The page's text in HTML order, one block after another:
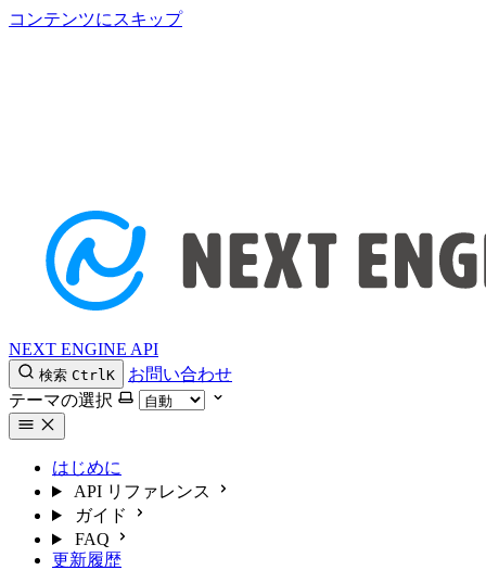
コンテンツにスキップ
NEXT ENGINE API
検索 CtrlK
お問い合わせ
テーマの選択
はじめに
API リファレンス
ガイド
FAQ
更新履歴